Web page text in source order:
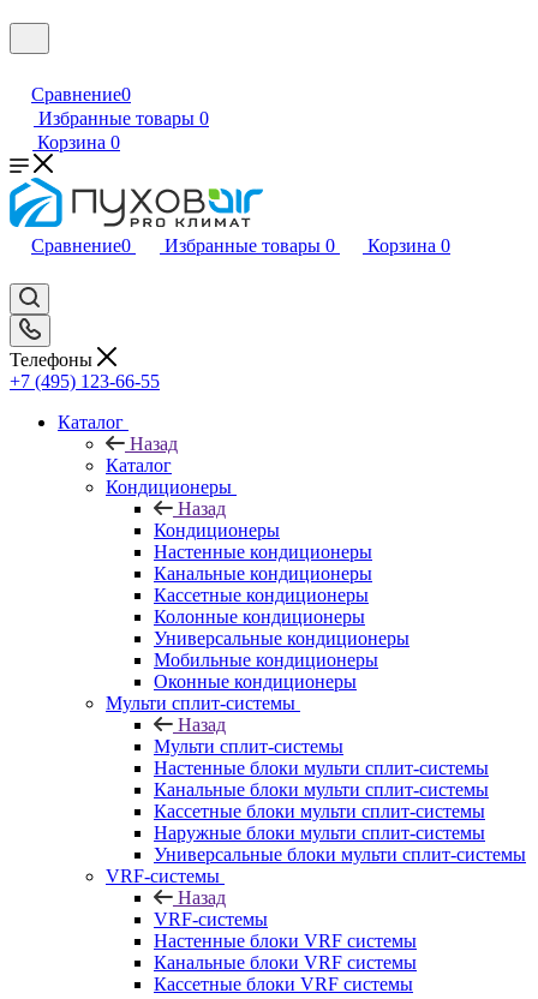
Сравнение0
Избранные товары 0
Корзина 0
Сравнение0 Избранные товары 0 Корзина 0
Телефоны
+7 (495) 123-66-55
Каталог
Назад
Каталог
Кондиционеры
Назад
Кондиционеры
Настенные кондиционеры
Канальные кондиционеры
Кассетные кондиционеры
Колонные кондиционеры
Универсальные кондиционеры
Мобильные кондиционеры
Оконные кондиционеры
Мульти сплит-системы
Назад
Мульти сплит-системы
Настенные блоки мульти сплит-системы
Канальные блоки мульти сплит-системы
Кассетные блоки мульти сплит-системы
Наружные блоки мульти сплит-системы
Универсальные блоки мульти сплит-системы
VRF-системы
Назад
VRF-системы
Настенные блоки VRF системы
Канальные блоки VRF системы
Кассетные блоки VRF системы